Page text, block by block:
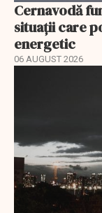
Cernavodă
situații care
energetic
06 AUGUST 2026